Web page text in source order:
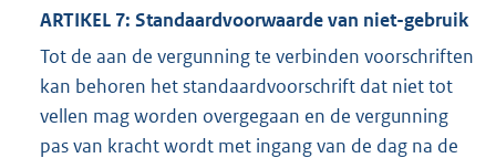
ARTIKEL 7: Standaardvoorwaarde van niet-gebruik
Tot de aan de vergunning te verbinden voorschriften
kan behoren het standaardvoorschrift dat niet tot
vellen mag worden overgegaan en de vergunning
pas van kracht wordt met ingang van de dag na de